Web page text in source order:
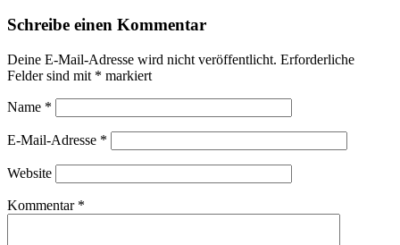
Schreibe einen Kommentar
Deine E-Mail-Adresse wird nicht veröffentlicht. Erforderliche
Felder sind mit * markiert
Name *
E-Mail-Adresse *
Website
Kommentar *